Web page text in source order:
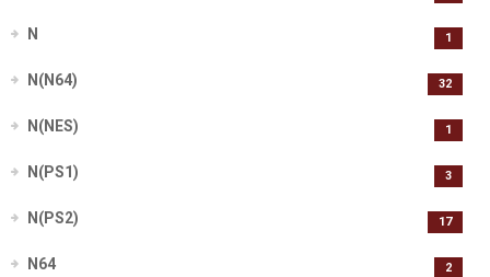
N 1
N(N64) 32
N(NES) 1
N(PS1) 3
N(PS2) 17
N64 2